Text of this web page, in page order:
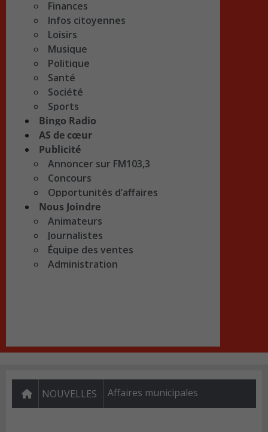
Finances
Infos citoyennes
Loisirs
Musique
Politique
Santé
Société
Sports
Bingo Radio
AS de cœur
Publicité
Annoncer sur FM103,3
Concours
Opportunités d’affaires
Nous Joindre
Animateurs
Journalistes
Équipe des ventes
Administration
NOUVELLES Affaires municipales